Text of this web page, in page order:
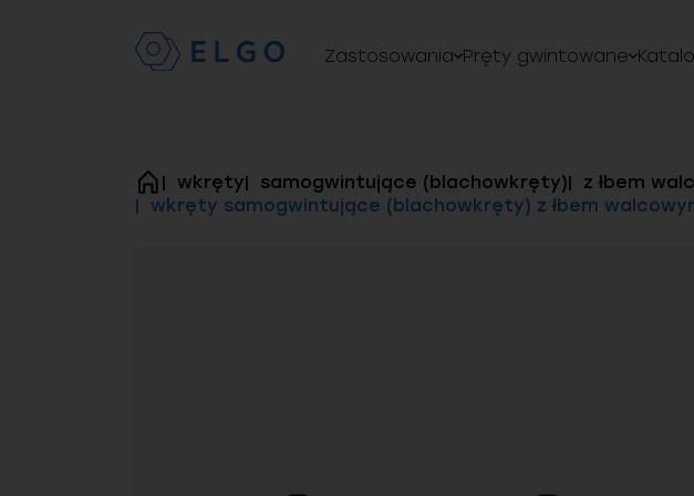
Zastosowania Pręty gwintowane
strona
główna
wkręty samogwintujące (blachowkręty) z łbem
wkręty samogwintujące (blachowkręty) z łbem